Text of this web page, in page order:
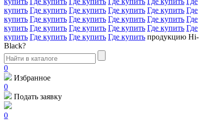
купить Где купить Где купить Где купить Где купить Где
купить Где купить Где купить Где купить Где купить Где
купить Где купить Где купить Где купить Где купить Где
купить Где купить Где купить Где купить продукцию Hi-
Black?
0
Избранное
0
Подать заявку
0